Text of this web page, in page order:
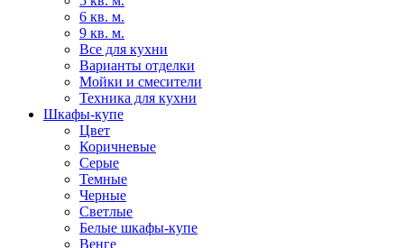
6 кв. м.
9 кв. м.
Все для кухни
Варианты отделки
Мойки и смесители
Техника для кухни
Шкафы-купе
Цвет
Коричневые
Серые
Темные
Черные
Светлые
Белые шкафы-купе
Венге